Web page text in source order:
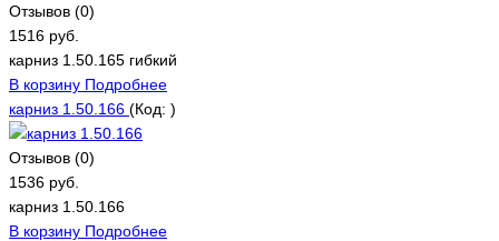
Отзывов (0)
1516 руб.
карниз 1.50.165 гибкий
В корзину Подробнее
карниз 1.50.166 (Код: )
Отзывов (0)
1536 руб.
карниз 1.50.166
В корзину Подробнее